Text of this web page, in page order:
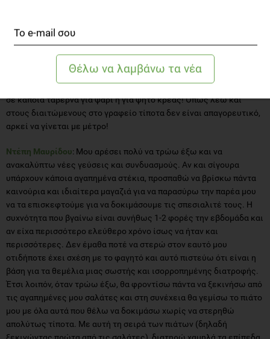
Λουκία Δραγανιδάκη: Φαγητό απ' έξω; Φυσικά και τρώω φαγητό
απ' έξω! Είμαι λάτρης της πίτσας και έτσι μια φορά στις 15 μέρες
θα παραγγείλω την αγαπημένη μου πίτσα! Την εβδομάδα που δε θα
επιλέξω πίτσα συνήθως την αφιερώνω σε φαγητό έξω με φίλους,
σε κάποια ταβέρνα για ψάρι ή για ψητό κρέας! Όπως λέω και
στους διαιτώμενους στο γραφείο τίποτα δεν είναι απαγορευτικό,
αρκεί να γίνεται με μέτρο!
Ντέπη Μαυρίδου: Μου αρέσει πολύ να τρώω έξω και να
ανακαλύπτω νέες γεύσεις και συνδυασμούς. Αν και σίγουρα
υπάρχουν κάποια αγαπημένα στέκια, προσπαθώ να βρίσκω πάντα
καινούρια και ιδιαίτερα μαγαζιά για να παρασύρω την παρέα μου
να τα επισκεφτούμε για να δοκιμάσουμε τις σπεσιαλιτέ τους. Η
συχνότητα που βγαίνω είναι συνήθως 1-2 φορές την εβδομάδα και
αν είχα περισσότερο ελεύθερο χρόνο ίσως να ήταν και
περισσότερες. Δεν έμαθα ποτέ να στερώ στον εαυτό μου
οτιδήποτε έχει σχέση με το φαγητό και αυτό πιστεύω ότι είναι η
βάση για τα θεμέλια μιας σωστής και ισορροπημένης διατροφής.
Έτσι λοιπόν, όταν τρώω έξω, θα φροντίσω πάντα να ξεκινήσω από
τις αγαπημένες μου σαλάτες και στη συνέχεια θα γεμίσω το πιάτο
μου με όλα αυτά που θέλω να δοκιμάσω χωρίς να στερηθώ
απολύτως τίποτα. Με αυτή τη σειρά των πιάτων (δηλαδή
ξεκινώντας πρώτα από τις σαλάτες), διατηρώ χαμηλά τα επίπεδα